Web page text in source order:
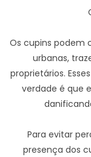
Os cupins podem
urbanas,
proprietários.
verdade é que
Para evitar
presença dos